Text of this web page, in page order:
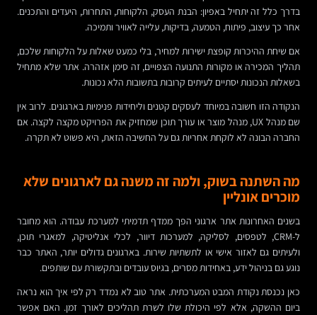
בדרך כלל זה יתחיל באפיון: הבנת העסק, הלקוחות, התחרות, היעדים והתכנים.
אחר כך עיצוב, פיתוח, הטמעה, בדיקות, עלייה לאוויר ותמיכה.
אם שיחת ההיכרות קופצת ישירות למחיר, בלי כמעט שאלות על הלקוחות שלכם,
תהליך המכירה או מקורות התנועה הצפויים, זה סימן אזהרה. אתר שלא מתחיל
בשאלות הנכונות יסתיים לעיתים קרובות בתשובות הלא נכונות.
הנקודה הזו חשובה במיוחד לעסקים קטנים וליחידות פנימיות בארגונים. לרוב אין
שם מנהל UX, מנהל מוצר או עורך תוכן שמחזיק את הפרויקט מקצה לקצה. אם
החברה הבונה לא לוקחת אחריות גם על החשיבה הזאת, היא פשוט לא תקרה.
מה השתנה בשוק, ולמה זה משנה גם לארגונים שלא
מוכרים אונליין
בשנים האחרונות אתר ארגוני הפך ממדף תדמיתי למערכת עבודה. הוא מחובר
ל-CRM, לטפסים, לסליקה, למערכות דיוור, לכלי אנליטיקה, למאגרי תוכן,
ולעיתים גם לאזור אישי או לתשתיות שירות. בארגונים גדולים יותר, האתר כבר
נוגע גם בניהול ידע, באחידות מסרים, בגיוס עובדים ובתקשורת עם שותפים.
כאן נכנסת נקודת המבט המערכתית. אתר טוב לא נמדד רק לפי איך הוא נראה
ביום ההשקה, אלא לפי היכולת שלו לשרת תהליכים לאורך זמן. האם אפשר